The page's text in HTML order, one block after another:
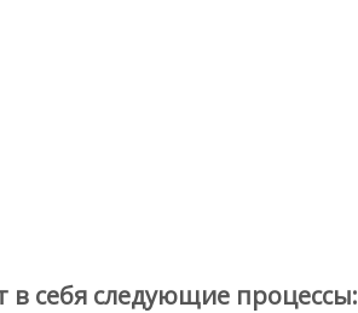
в себя следующие процессы: